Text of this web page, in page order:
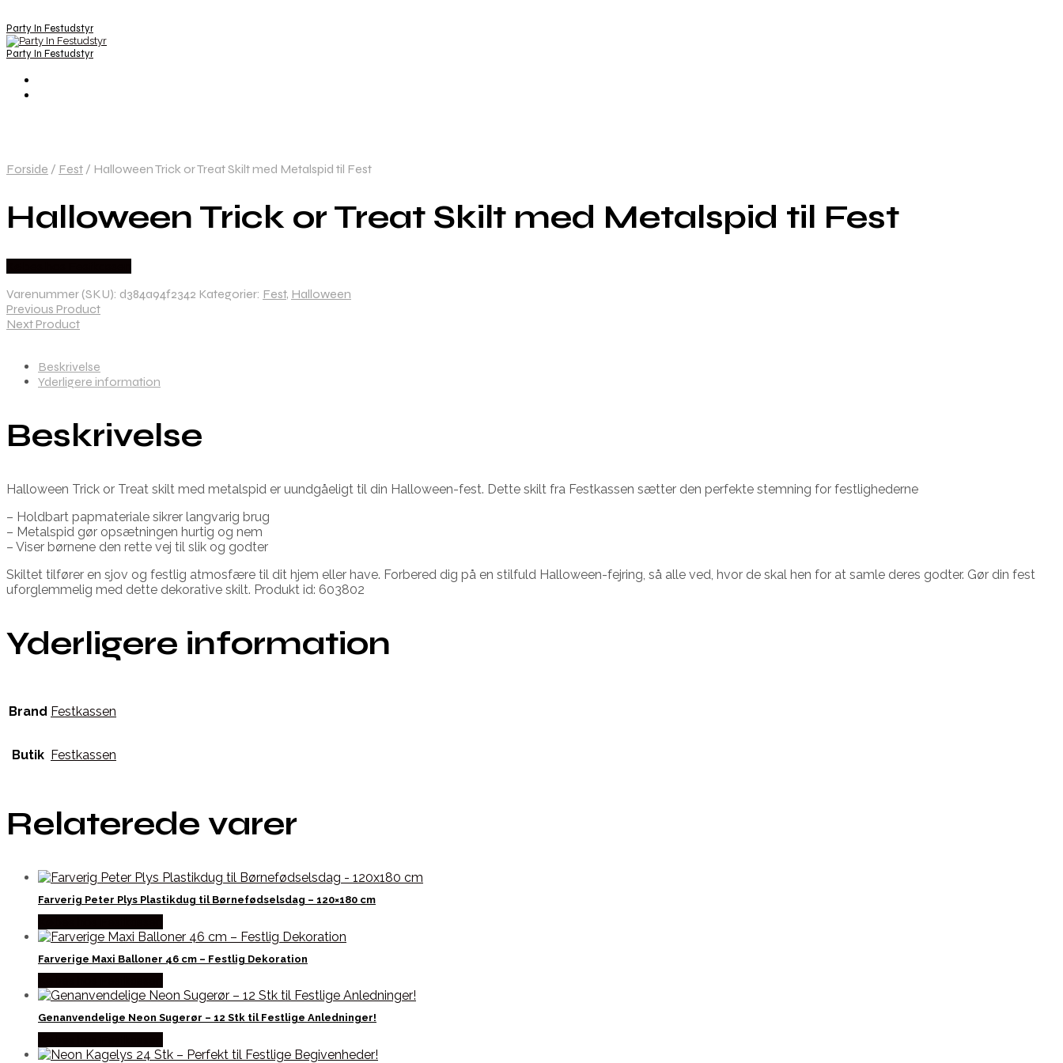
Party In Festudstyr
Party In Festudstyr
Forside / Fest / Halloween Trick or Treat Skilt med Metalspid til Fest
Halloween Trick or Treat Skilt med Metalspid til Fest
Varenummer (SKU): d384a94f2342 Kategorier: Fest, Halloween
Previous Product
Next Product
Beskrivelse
Yderligere information
Beskrivelse
Halloween Trick or Treat skilt med metalspid er uundgåeligt til din Halloween-fest. Dette skilt fra Festkassen sætter den perfekte stemning for festlighederne
– Holdbart papmateriale sikrer langvarig brug
– Metalspid gør opsætningen hurtig og nem
– Viser børnene den rette vej til slik og godter
Skiltet tilfører en sjov og festlig atmosfære til dit hjem eller have. Forbered dig på en stilfuld Halloween-fejring, så alle ved, hvor de skal hen for at samle deres godter. Gør din fest
uforglemmelig med dette dekorative skilt. Produkt id: 603802
Yderligere information
Brand Festkassen
Butik Festkassen
Relaterede varer
Farverig Peter Plys Plastikdug til Børnefødselsdag – 120×180 cm
Farverige Maxi Balloner 46 cm – Festlig Dekoration
Genanvendelige Neon Sugerør – 12 Stk til Festlige Anledninger!